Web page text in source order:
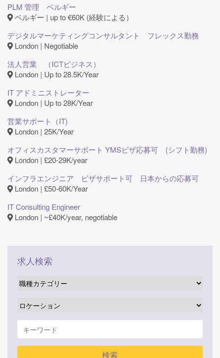
PLM 管理 ベルギー
ベルギー | up to €60K (経験による）
デジタルマーケティングコンサルタント フレックス勤務
London | Negotiable
法人営業 （ICTビジネス）
London | Up to 28.5K/Year
IT アドミニストレーター
London | Up to 28K/Year
営業サポート（IT)
London | 25K/Year
オフィスカスタマーサポート YMSビザ応募可 (シフト勤務)
London | £20-29K/year
インフラエンジニア ビザサポート可 日本からの応募可
London | £50-60K/Year
IT Consulting Engineer
London | ~£40K/year, negotiable
求人検索